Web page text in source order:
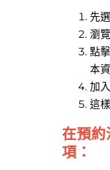
先
瀏
點
本
加
這
在預約
項：